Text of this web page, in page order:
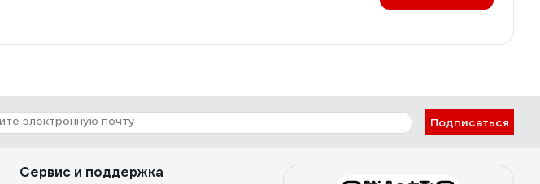
Подписаться
Сервис и поддержка